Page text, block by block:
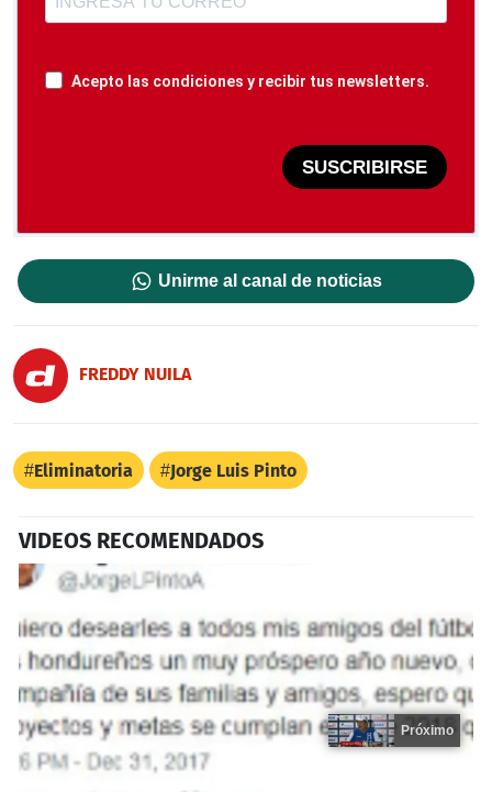
Acepto las condiciones y recibir tus newsletters.
SUSCRIBIRSE
Unirme al canal de noticias
FREDDY NUILA
Eliminatoria Jorge Luis Pinto
VIDEOS RECOMENDADOS
Próximo